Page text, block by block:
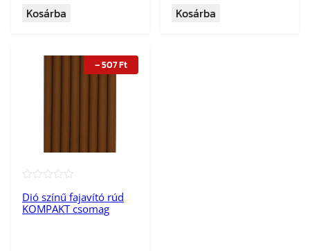
147 Ft.
Kosárba 767 Ft.
Kosárba
–507Ft
Dió színű fajavító rúd
KOMPAKT csomag